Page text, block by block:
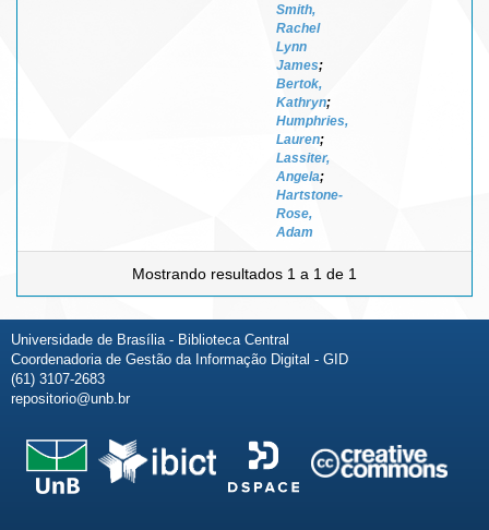
Smith,
Rachel
Lynn
James;
Bertok,
Kathryn;
Humphries,
Lauren;
Lassiter,
Angela;
Hartstone-
Rose,
Adam
Mostrando resultados 1 a 1 de 1
Universidade de Brasília - Biblioteca Central
Coordenadoria de Gestão da Informação Digital - GID
(61) 3107-2683
repositorio@unb.br